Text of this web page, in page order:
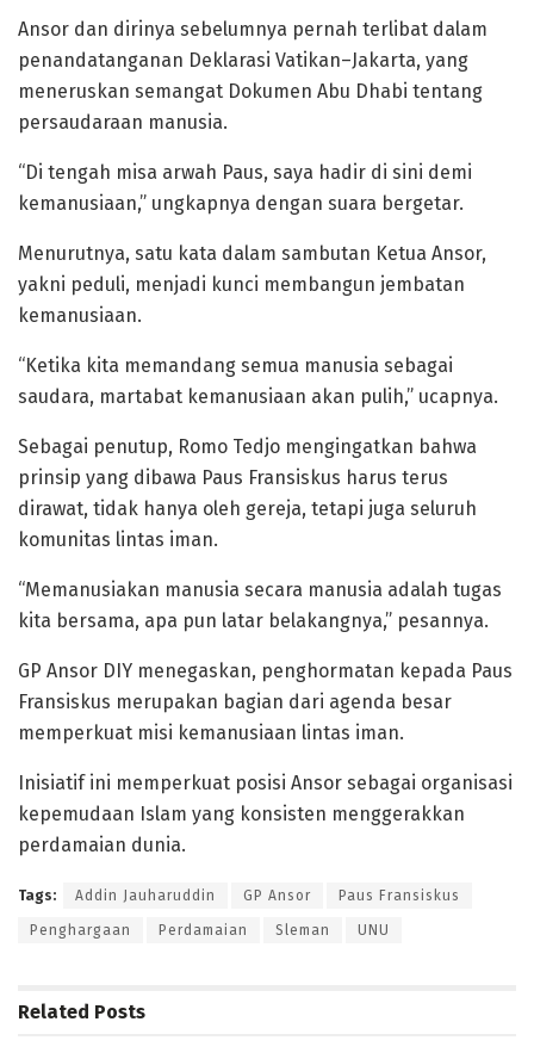
Ansor dan dirinya sebelumnya pernah terlibat dalam
penandatanganan Deklarasi Vatikan–Jakarta, yang
meneruskan semangat Dokumen Abu Dhabi tentang
persaudaraan manusia.
“Di tengah misa arwah Paus, saya hadir di sini demi
kemanusiaan,” ungkapnya dengan suara bergetar.
Menurutnya, satu kata dalam sambutan Ketua Ansor,
yakni peduli, menjadi kunci membangun jembatan
kemanusiaan.
“Ketika kita memandang semua manusia sebagai
saudara, martabat kemanusiaan akan pulih,” ucapnya.
Sebagai penutup, Romo Tedjo mengingatkan bahwa
prinsip yang dibawa Paus Fransiskus harus terus
dirawat, tidak hanya oleh gereja, tetapi juga seluruh
komunitas lintas iman.
“Memanusiakan manusia secara manusia adalah tugas
kita bersama, apa pun latar belakangnya,” pesannya.
GP Ansor DIY menegaskan, penghormatan kepada Paus
Fransiskus merupakan bagian dari agenda besar
memperkuat misi kemanusiaan lintas iman.
Inisiatif ini memperkuat posisi Ansor sebagai organisasi
kepemudaan Islam yang konsisten menggerakkan
perdamaian dunia.
Tags: Addin Jauharuddin GP Ansor Paus Fransiskus
Penghargaan Perdamaian Sleman UNU
Related Posts